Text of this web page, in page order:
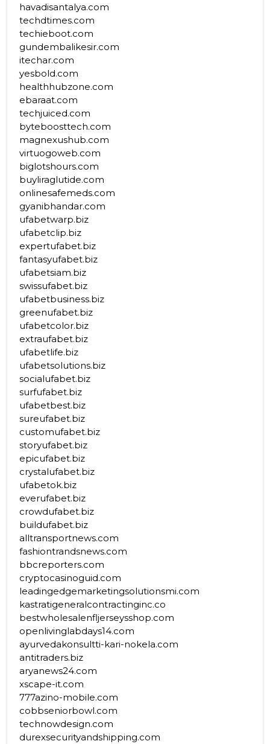
havadisantalya.com
techdtimes.com
techieboot.com
gundembalikesir.com
itechar.com
yesbold.com
healthhubzone.com
ebaraat.com
techjuiced.com
byteboosttech.com
magnexushub.com
virtuogoweb.com
biglotshours.com
buyliraglutide.com
onlinesafemeds.com
gyanibhandar.com
ufabetwarp.biz
ufabetclip.biz
expertufabet.biz
fantasyufabet.biz
ufabetsiam.biz
swissufabet.biz
ufabetbusiness.biz
greenufabet.biz
ufabetcolor.biz
extraufabet.biz
ufabetlife.biz
ufabetsolutions.biz
socialufabet.biz
surfufabet.biz
ufabetbest.biz
sureufabet.biz
customufabet.biz
storyufabet.biz
epicufabet.biz
crystalufabet.biz
ufabetok.biz
everufabet.biz
crowdufabet.biz
buildufabet.biz
alltransportnews.com
fashiontrandsnews.com
bbcreporters.com
cryptocasinoguid.com
leadingedgemarketingsolutionsmi.com
kastratigeneralcontractinginc.co
bestwholesalenfljerseysshop.com
openlivinglabdays14.com
ayurvedakonsultti-kari-nokela.com
antitraders.biz
aryanews24.com
xscape-it.com
777azino-mobile.com
cobbseniorbowl.com
technowdesign.com
durexsecurityandshipping.com